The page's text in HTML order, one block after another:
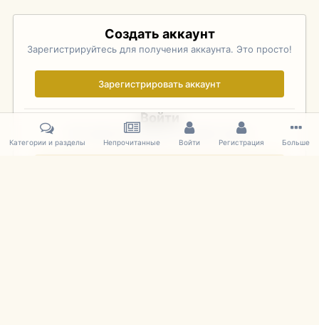
Создать аккаунт
Зарегистрируйтесь для получения аккаунта. Это просто!
Зарегистрировать аккаунт
Войти
Уже зарегистрированы? Войдите здесь.
Категории и разделы Непрочитанные Войти Регистрация Больше